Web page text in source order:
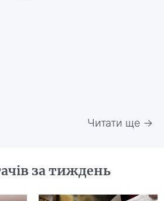
Читати ще →
за тиждень